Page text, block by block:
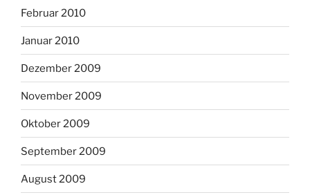
Februar 2010
Januar 2010
Dezember 2009
November 2009
Oktober 2009
September 2009
August 2009